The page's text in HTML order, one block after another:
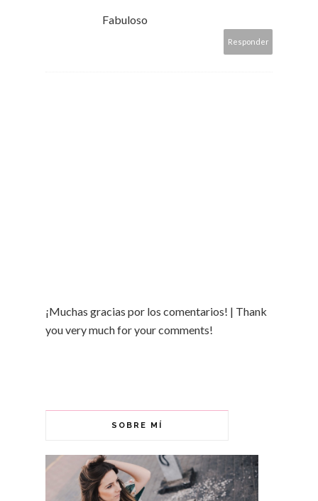
Fabuloso
Responder
¡Muchas gracias por los comentarios! | Thank
you very much for your comments!
SOBRE MÍ